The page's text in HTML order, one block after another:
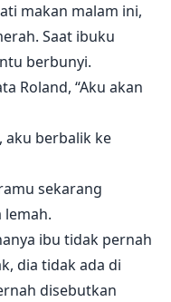
makan malam ini,
Saat ibuku
berbunyi.
Roland, “Aku akan
aku berbalik ke
sekarang
lemah.
ibu tidak pernah
dia tidak ada di
disebutkan